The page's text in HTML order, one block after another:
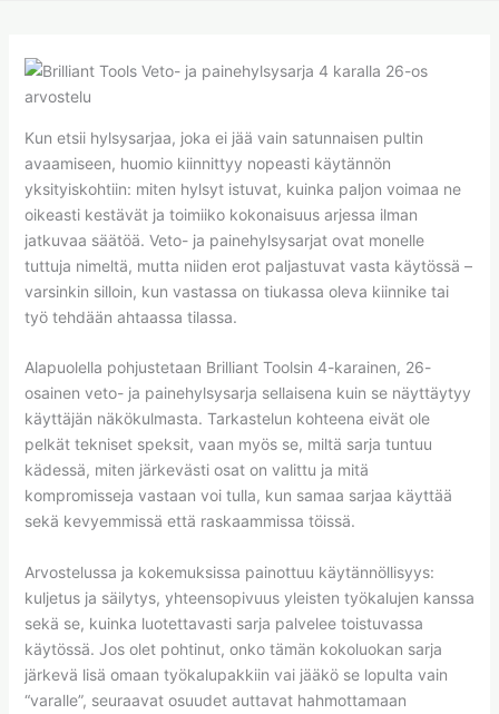
Kun etsii hylsysarjaa, joka ei jää vain satunnaisen pultin
avaamiseen, huomio kiinnittyy nopeasti käytännön
yksityiskohtiin: miten hylsyt istuvat, kuinka paljon voimaa ne
oikeasti kestävät ja toimiiko kokonaisuus arjessa ilman
jatkuvaa säätöä. Veto- ja painehylsysarjat ovat monelle
tuttuja nimeltä, mutta niiden erot paljastuvat vasta käytössä –
varsinkin silloin, kun vastassa on tiukassa oleva kiinnike tai
työ tehdään ahtaassa tilassa.
Alapuolella pohjustetaan Brilliant Toolsin 4-karainen, 26-
osainen veto- ja painehylsysarja sellaisena kuin se näyttäytyy
käyttäjän näkökulmasta. Tarkastelun kohteena eivät ole
pelkät tekniset speksit, vaan myös se, miltä sarja tuntuu
kädessä, miten järkevästi osat on valittu ja mitä
kompromisseja vastaan voi tulla, kun samaa sarjaa käyttää
sekä kevyemmissä että raskaammissa töissä.
Arvostelussa ja kokemuksissa painottuu käytännöllisyys:
kuljetus ja säilytys, yhteensopivuus yleisten työkalujen kanssa
sekä se, kuinka luotettavasti sarja palvelee toistuvassa
käytössä. Jos olet pohtinut, onko tämän kokoluokan sarja
järkevä lisä omaan työkalupakkiin vai jääkö se lopulta vain
“varalle”, seuraavat osuudet auttavat hahmottamaan